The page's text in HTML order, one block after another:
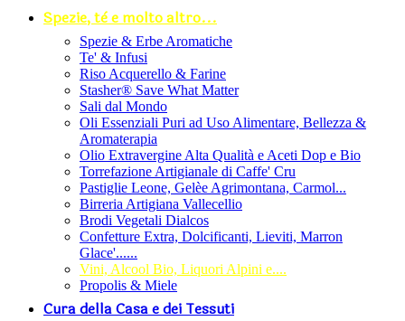
Spezie, tè e molto altro...
Spezie & Erbe Aromatiche
Te' & Infusi
Riso Acquerello & Farine
Stasher®️ Save What Matter
Sali dal Mondo
Oli Essenziali Puri ad Uso Alimentare, Bellezza &
Aromaterapia
Olio Extravergine Alta Qualità e Aceti Dop e Bio
Torrefazione Artigianale di Caffe' Cru
Pastiglie Leone, Gelèe Agrimontana, Carmol...
Birreria Artigiana Vallecellio
Brodi Vegetali Dialcos
Confetture Extra, Dolcificanti, Lieviti, Marron
Glace'......
Vini, Alcool Bio, Liquori Alpini e....
Propolis & Miele
Cura della Casa e dei Tessuti